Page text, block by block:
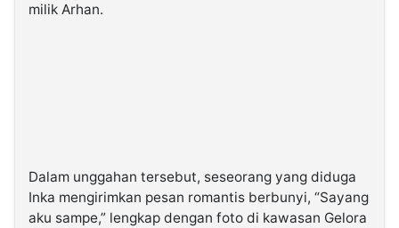
milik Arhan.
Dalam unggahan tersebut, seseorang yang diduga
Inka mengirimkan pesan romantis berbunyi, “Sayang
aku sampe,” lengkap dengan foto di kawasan Gelora